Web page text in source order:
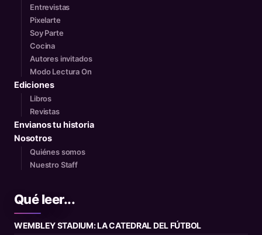
Entrevistas
Pixelarte
Soy Parte
Cocina
Autores invitados
Modo Lectura On
Ediciones
Libros
Revistas
Envianos tu historia
Nosotros
Quiénes somos
Nuestro Staff
Qué leer...
WEMBLEY STADIUM: LA CATEDRAL DEL FÚTBOL